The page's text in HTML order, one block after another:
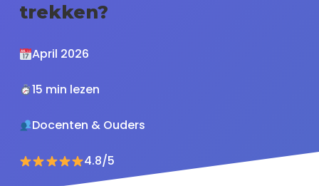
trekken?
April 2026
15 min lezen
Docenten & Ouders
4.8/5